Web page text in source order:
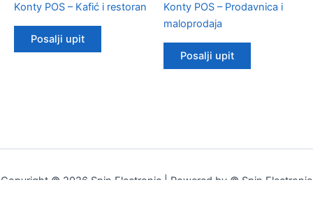
Konty POS – Kafić i restoran
Posalji upit
Konty POS – Prodavnica i
maloprodaja
Posalji upit
Copyright © 2026 Spin Electronic | Powered by © Spin Electronic